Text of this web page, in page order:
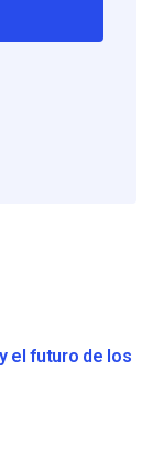
el futuro de los